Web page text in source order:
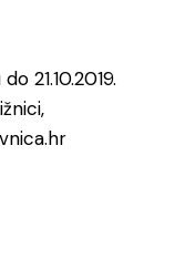
21.10.2019.